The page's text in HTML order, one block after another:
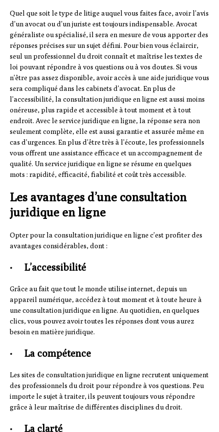
Quel que soit le type de litige auquel vous faites face, avoir l’avis
d’un avocat ou d’un juriste est toujours indispensable. Avocat
généraliste ou spécialisé, il sera en mesure de vous apporter des
réponses précises sur un sujet défini. Pour bien vous éclaircir,
seul un professionnel du droit connaît et maîtrise les textes de
loi pouvant répondre à vos questions ou à vos doutes. Si vous
n’être pas assez disponible, avoir accès à une aide juridique vous
sera compliqué dans les cabinets d’avocat. En plus de
l’accessibilité, la consultation juridique en ligne est aussi moins
onéreuse, plus rapide et accessible à tout moment et à tout
endroit. Avec le service juridique en ligne, la réponse sera non
seulement complète, elle est aussi garantie et assurée même en
cas d’urgences. En plus d’être très à l’écoute, les professionnels
vous offrent une assistance efficace et un accompagnement de
qualité. Un service juridique en ligne se résume en quelques
mots : rapidité, efficacité, fiabilité et coût très accessible.
Les avantages d’une consultation
juridique en ligne
Opter pour la consultation juridique en ligne c’est profiter des
avantages considérables, dont :
· L’accessibilité
Grâce au fait que tout le monde utilise internet, depuis un
appareil numérique, accédez à tout moment et à toute heure à
une consultation juridique en ligne. Au quotidien, en quelques
clics, vous pouvez avoir toutes les réponses dont vous aurez
besoin en matière juridique.
· La compétence
Les sites de consultation juridique en ligne recrutent uniquement
des professionnels du droit pour répondre à vos questions. Peu
importe le sujet à traiter, ils peuvent toujours vous répondre
grâce à leur maîtrise de différentes disciplines du droit.
· La clarté